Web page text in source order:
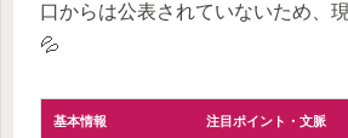
口からは公表されていないため、
💦
基本情報 注目ポイント・文脈